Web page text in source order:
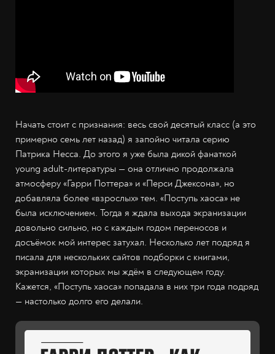
Начать стоит с признания: весь свой десятый класс (а это
примерно семь лет назад) я запойно читала серию
Патрика Несса. До этого я уже была дикой фанаткой
young adult-литературы — она отлично продолжала
атмосферу «Гарри Поттера» и «Перси Джексона», но
добавляла более «взрослых» тем. «Поступь хаоса» не
была исключением. Тогда я ждала выхода экранизации
довольно сильно, но с каждым годом переносов и
досъёмок мой интерес затухал. Несколько лет подряд я
писала для нескольких сайтов подборки с книгами,
экранизации которых мы ждём в следующем году.
Кажется, «Поступь хаоса» попадала в них три года подряд
— настолько долго его делали.